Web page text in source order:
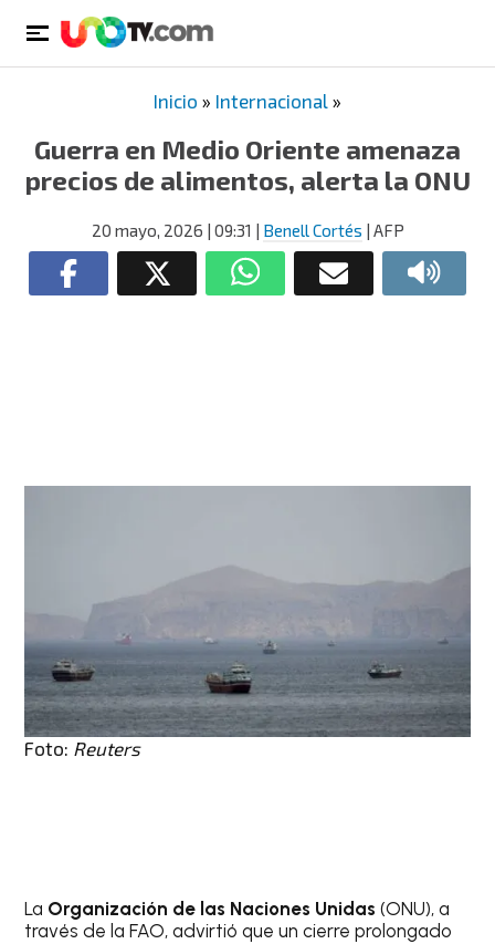
Inicio » Internacional »
Guerra en Medio Oriente amenaza
precios de alimentos, alerta la ONU
20 mayo, 2026 | 09:31 | Benell Cortés | AFP
Foto: Reuters
La Organización de las Naciones Unidas (ONU), a
través de la FAO, advirtió que un cierre prolongado